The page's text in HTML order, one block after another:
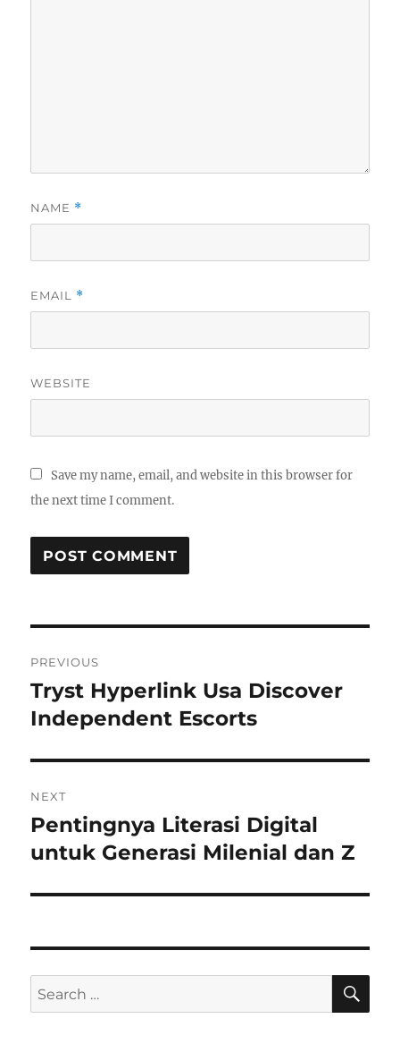
NAME *
EMAIL *
WEBSITE
Save my name, email, and website in this browser for
the next time I comment.
navigation
PREVIOUS
Previous
post:
Tryst Hyperlink Usa Discover
Independent Escorts
NEXT
Next
post:
Pentingnya Literasi Digital
untuk Generasi Milenial dan Z
Search
for: